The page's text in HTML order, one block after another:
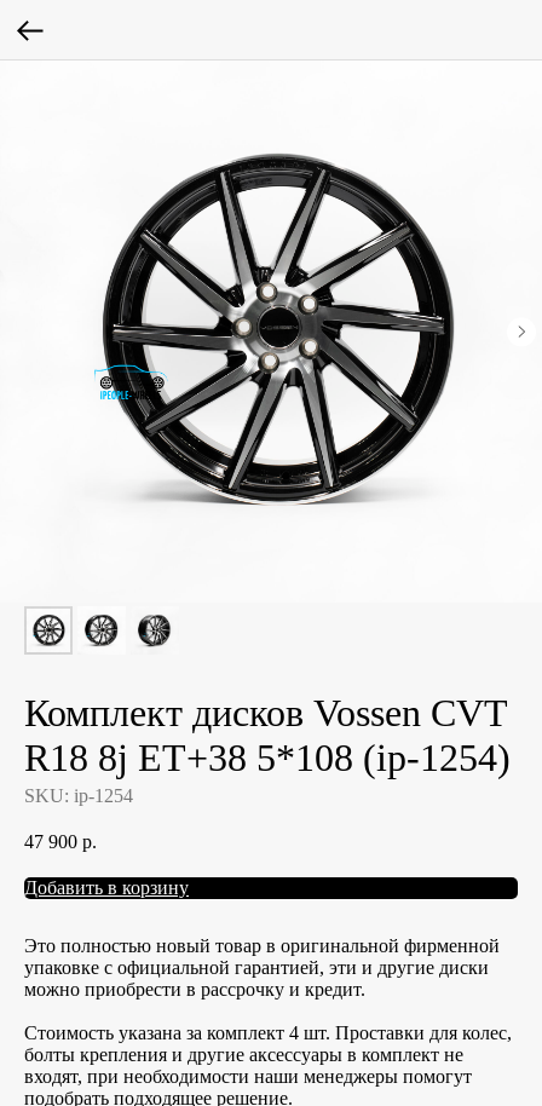
Комплект дисков Vossen CVT
R18 8j ET+38 5*108 (ip-1254)
SKU: ip-1254
47 900 р.
Добавить в корзину
Это полностью новый товар в оригинальной фирменной
упаковке с официальной гарантией, эти и другие диски
можно приобрести в рассрочку и кредит.
Стоимость указана за комплект 4 шт. Проставки для колес,
болты крепления и другие аксессуары в комплект не
входят, при необходимости наши менеджеры помогут
подобрать подходящее решение.